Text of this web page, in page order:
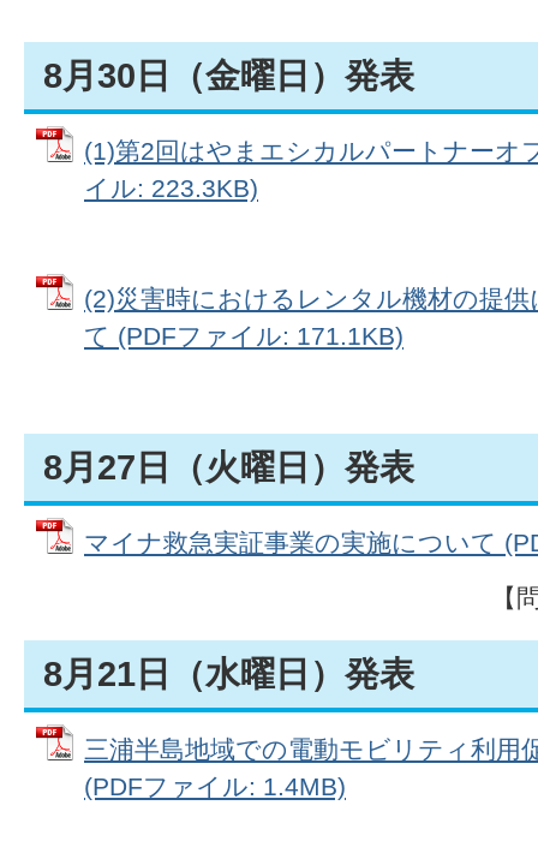
8月30日（金曜日）発表
(1)第2回はやまエシカルパートナーオ
イル: 223.3KB)
(2)災害時におけるレンタル機材の提
て (PDFファイル: 171.1KB)
8月27日（火曜日）発表
マイナ救急実証事業の実施について
【
8月21日（水曜日）発表
三浦半島地域での電動モビリティ利用
(PDFファイル: 1.4MB)